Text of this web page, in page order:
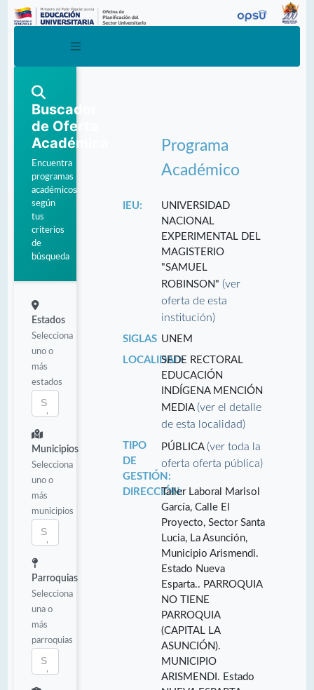
Buscador
de Oferta
Académica
Encuentra
programas
académicos
según
tus
criterios
de
búsqueda
Estados
Selecciona
uno o
más
estados
Municipios
Selecciona
uno o
más
municipios
Parroquias
Selecciona
una o
más
parroquias
Programa
Académico
IEU:
UNIVERSIDAD
NACIONAL
EXPERIMENTAL DEL
MAGISTERIO
"SAMUEL
ROBINSON"(ver
oferta de esta
institución)
SIGLAS UNEM
LOCALIDAD:SEDE RECTORAL
EDUCACIÓN
INDÍGENA MENCIÓN
MEDIA(ver el detalle
de esta localidad)
TIPO
DE
GESTIÓN:
PÚBLICA(ver toda la
oferta oferta pública)
DIRECCIÓN:Taller Laboral Marisol
García, Calle El
Proyecto, Sector Santa
Lucia, La Asunción,
Municipio Arismendi.
Estado Nueva
Esparta.. PARROQUIA
NO TIENE
PARROQUIA
(CAPITAL LA
ASUNCIÓN).
MUNICIPIO
ARISMENDI. Estado